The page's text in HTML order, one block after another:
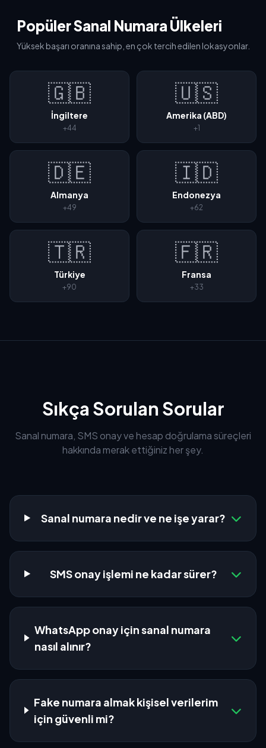
Popüler Sanal Numara Ülkeleri
Yüksek başarı oranına sahip, en çok tercih edilen lokasyonlar.
🇬🇧
İngiltere
+44
🇺🇸
Amerika (ABD)
+1
🇩🇪
Almanya
+49
🇮🇩
Endonezya
+62
🇹🇷
Türkiye
+90
🇫🇷
Fransa
+33
Sıkça Sorulan Sorular
Sanal numara, SMS onay ve hesap doğrulama süreçleri
hakkında merak ettiğiniz her şey.
Sanal numara nedir ve ne işe yarar?
SMS onay işlemi ne kadar sürer?
WhatsApp onay için sanal numara
nasıl alınır?
Fake numara almak kişisel verilerim
için güvenli mi?